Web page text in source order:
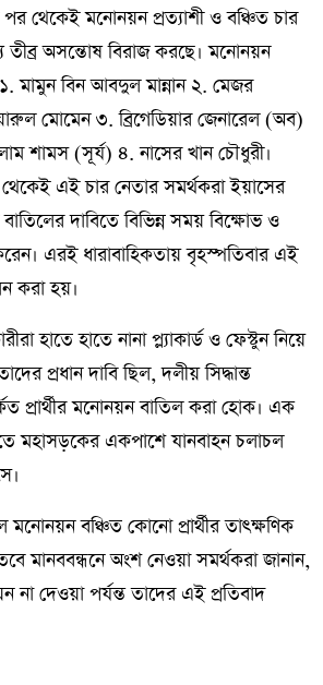
থেকেই মনোনয়ন প্রত্যাশী ও বঞ্চিত চার
তীব্র অসন্তোষ বিরাজ করছে। মনোনয়ন
১. মামুন বিন আবদুল মান্নান ২. মেজর
মোমেন ৩. ব্রিগেডিয়ার জেনারেল (অব)
শামস (সূর্য) ৪. নাসের খান চৌধুরী।
এই চার নেতার সমর্থকরা ইয়াসের
দাবিতে বিভিন্ন সময় বিক্ষোভ ও
এরই ধারাবাহিকতায় বৃহস্পতিবার এই
করা হয়।
হাতে হাতে নানা প্ল্যাকার্ড ও ফেস্টুন নিয়ে
প্রধান দাবি ছিল, দলীয় সিদ্ধান্ত
প্রার্থীর মনোনয়ন বাতিল করা হোক। এক
মহাসড়কের একপাশে যানবাহন চলাচল
বঞ্চিত কোনো প্রার্থীর তাৎক্ষণিক
মানববন্ধনে অংশ নেওয়া সমর্থকরা জানান,
না দেওয়া পর্যন্ত তাদের এই প্রতিবাদ